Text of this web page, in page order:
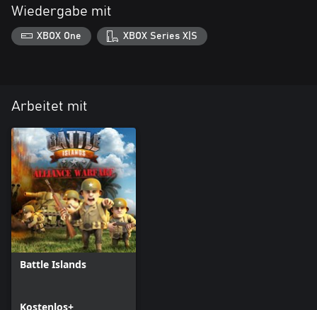
Wiedergabe mit
XBOX One XBOX Series X|S
Arbeitet mit
Battle Islands
Kostenlos+